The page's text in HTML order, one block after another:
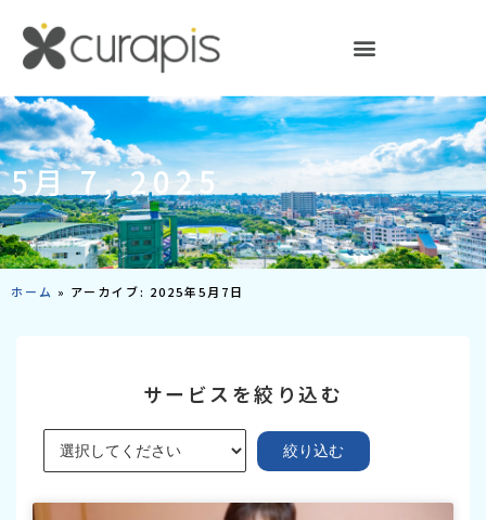
キ
ッ
プ
5月 7, 2025
ホーム » アーカイブ: 2025年5月7日
サービスを絞り込む